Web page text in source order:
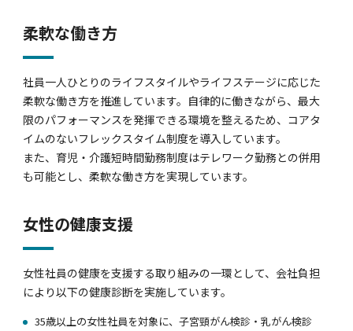
柔軟な働き方
社員一人ひとりのライフスタイルやライフステージに応じた
柔軟な働き方を推進しています。自律的に働きながら、最大
限のパフォーマンスを発揮できる環境を整えるため、コアタ
イムのないフレックスタイム制度を導入しています。
また、育児・介護短時間勤務制度はテレワーク勤務との併用
も可能とし、柔軟な働き方を実現しています。
女性の健康支援
女性社員の健康を支援する取り組みの一環として、会社負担
により以下の健康診断を実施しています。
35歳以上の女性社員を対象に、子宮頸がん検診・乳がん検診